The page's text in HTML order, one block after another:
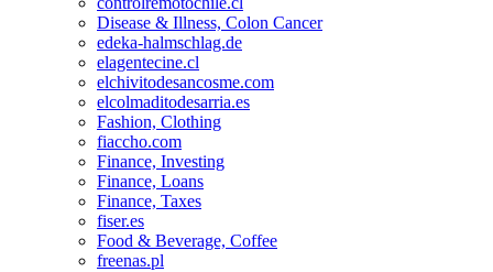
Disease & Illness, Colon Cancer
edeka-halmschlag.de
elagentecine.cl
elchivitodesancosme.com
elcolmaditodesarria.es
Fashion, Clothing
fiaccho.com
Finance, Investing
Finance, Loans
Finance, Taxes
fiser.es
Food & Beverage, Coffee
freenas.pl